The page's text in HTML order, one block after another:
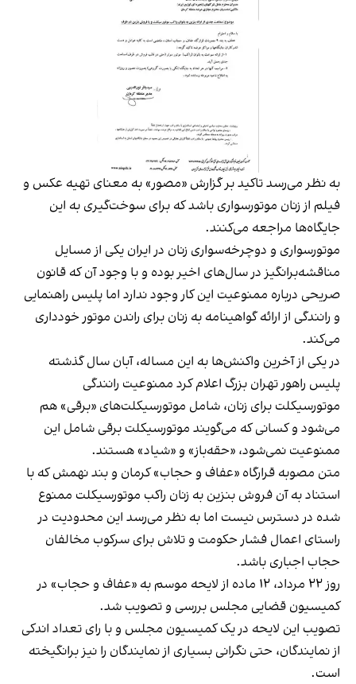
به نظر می‌رسد تاکید بر گزارش «مصور» به معنای تهیه عکس و
فیلم از زنان موتورسواری باشد که برای سوخت‌گیری به این
جایگاه‌ها مراجعه می‌کنند.
موتورسواری و دوچرخه‌سواری زنان در ایران یکی از مسایل
مناقشه‌برانگیز در سال‌های اخیر بوده و با وجود آن که قانون
صریحی درباره ممنوعیت این کار وجود ندارد اما پلیس راهنمایی
و رانندگی از ارائه گواهینامه به زنان برای راندن موتور خودداری
می‌کند.
در یکی از آخرین واکنش‌ها به این مساله، آبان سال گذشته
پلیس راهور تهران بزرگ اعلام کرد ممنوعیت رانندگی
موتورسیکلت برای زنان، شامل موتورسیکلت‌های «برقی» هم
می‌شود و کسانی که می‌گویند موتورسیکلت برقی شامل این
ممنوعیت نمی‌شود، «حقه‌باز» و «شیاد» هستند.
متن مصوبه قرارگاه «عفاف و حجاب» کرمان و بند نهمش که با
استناد به آن فروش بنزین به زنان راکب موتورسیکلت ممنوع
شده در دسترس نیست اما به نظر می‌رسد این محدودیت در
راستای اعمال فشار حکومت و تلاش برای سرکوب مخالفان
حجاب اجباری باشد.
روز ۲۲ مرداد، ۱۲ ماده از لایحه موسم به «عفاف و حجاب» در
کمیسیون قضایی مجلس بررسی و تصویب شد.
تصویب این لایحه در یک کمیسیون مجلس و با رای تعداد اندکی
از نمایندگان، حتی نگرانی بسیاری از نمایندگان را نیز برانگیخته
است.